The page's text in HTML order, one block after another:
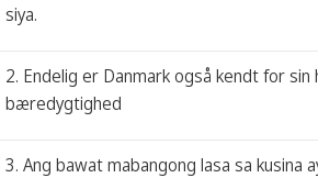
siya.
2. Endelig er Danmark også kendt for
bæredygtighed
3. Ang bawat mabangong lasa sa kusina